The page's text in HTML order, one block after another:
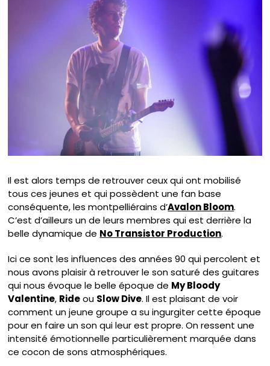
Il est alors temps de retrouver ceux qui ont mobilisé
tous ces jeunes et qui possèdent une fan base
conséquente, les montpelliérains d’Avalon Bloom.
C’est d’ailleurs un de leurs membres qui est derrière la
belle dynamique de No Transistor Production.
Ici ce sont les influences des années 90 qui percolent et
nous avons plaisir à retrouver le son saturé des guitares
qui nous évoque le belle époque de My Bloody
Valentine, Rideou Slow Dive. Il est plaisant de voir
comment un jeune groupe a su ingurgiter cette époque
pour en faire un son qui leur est propre. On ressent une
intensité émotionnelle particulièrement marquée dans
ce cocon de sons atmosphériques.